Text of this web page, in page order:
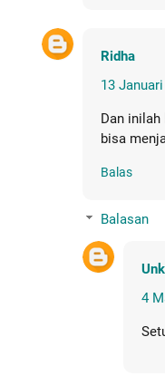
Ridha
13
Dan
bisa
Balas
Balasan
4